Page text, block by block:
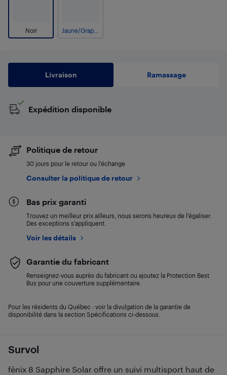
Survol
fēnix 8 Sapphire Solar offre un suivi multisport haut de
Noir
Livraison Ramassage
Expédition disponible
Politique de retour
30 jours pour le retour ou l’échange
Consulter la politique de retour
Bas prix garanti
Trouvez un meilleur prix ailleurs, nous serons heureux de l’égaliser.
Des exceptions s’appliquent.
Voir les détails
Garantie du fabricant
Renseignez-vous auprès du fabricant ou ajoutez la Protection Best
Buy pour une couverture supplémentaire.
Pour les résidents du Québec : voir la divulgation de la garantie de
disponibilité dans la section Spécifications ci-dessous.